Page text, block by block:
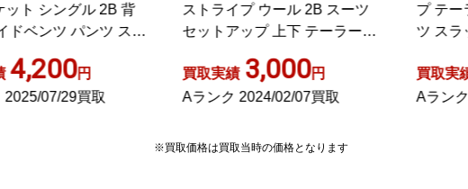
ストライプ ウール 2B スーツ
セットアップ 上下 テーラード
買取実績
Aランク 2024/02/07買取
プ テーラード 肩パット入 パン
ツ スラックス 36A ブラック
買取実績
Aランク 2022/10/03買取
※買取価格は買取当時の価格となります